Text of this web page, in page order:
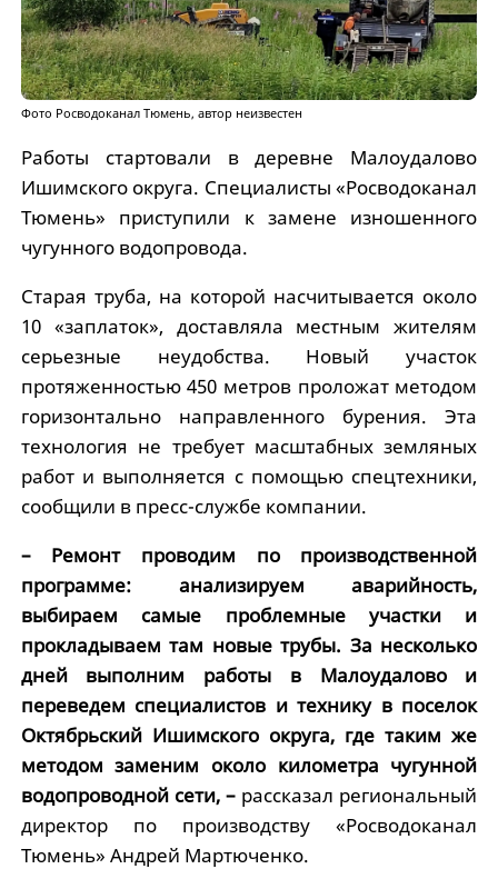
Фото Росводоканал Тюмень, автор неизвестен
Работы стартовали в деревне Малоудалово
Ишимского округа. Специалисты «Росводоканал
Тюмень» приступили к замене изношенного
чугунного водопровода.
Старая труба, на которой насчитывается около
10 «заплаток», доставляла местным жителям
серьезные неудобства. Новый участок
протяженностью 450 метров проложат методом
горизонтально направленного бурения. Эта
технология не требует масштабных земляных
работ и выполняется с помощью спецтехники,
сообщили в пресс-службе компании.
– Ремонт проводим по производственной
программе: анализируем аварийность,
выбираем самые проблемные участки и
прокладываем там новые трубы. За несколько
дней выполним работы в Малоудалово и
переведем специалистов и технику в поселок
Октябрьский Ишимского округа, где таким же
методом заменим около километра чугунной
водопроводной сети, – рассказал региональный
директор по производству «Росводоканал
Тюмень» Андрей Мартюченко.